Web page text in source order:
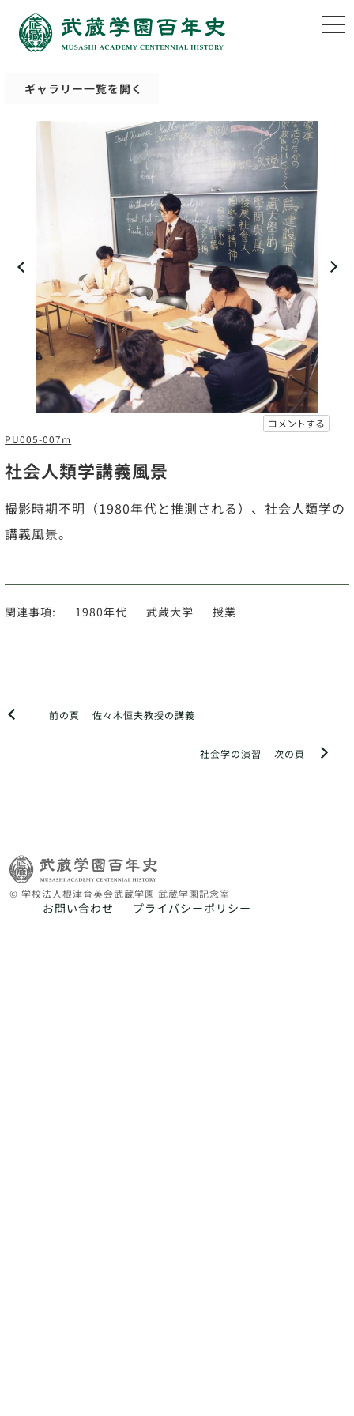
ギャラリー一覧を開く
コメントする
PU005-007m
社会人類学講義風景
撮影時期不明（1980年代と推測される）、社会人類学の
講義風景。
関連事項: 1980年代 武蔵大学 授業
前の頁 佐々木恒夫教授の講義
次の頁
社会学の演習
© 学校法人根津育英会武蔵学園 武蔵学園記念室
お問い合わせ プライバシーポリシー